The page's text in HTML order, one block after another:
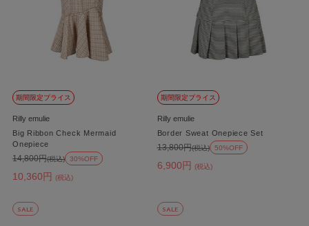
期間限定プライス
Rilly emulie
Big Ribbon Check Mermaid
Onepiece
10,360円 (税込)
14,800円(税込) 30%OFF
期間限定プライス
Rilly emulie
Border Sweat Onepiece Set
6,900円 (税込)
13,800円(税込) 50%OFF
SALE SALE